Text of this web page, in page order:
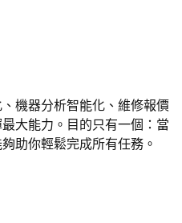
機器分析智能化、維修報價
大能力。目的只有一個：當
助你輕鬆完成所有任務。